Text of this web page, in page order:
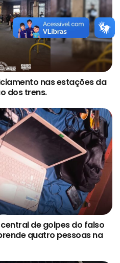
nas estações da
dos trens.
de golpes do falso
quatro pessoas na